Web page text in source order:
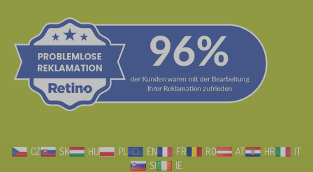
CZ SK HU PL EN FR RO AT HR
IT
SI
IE